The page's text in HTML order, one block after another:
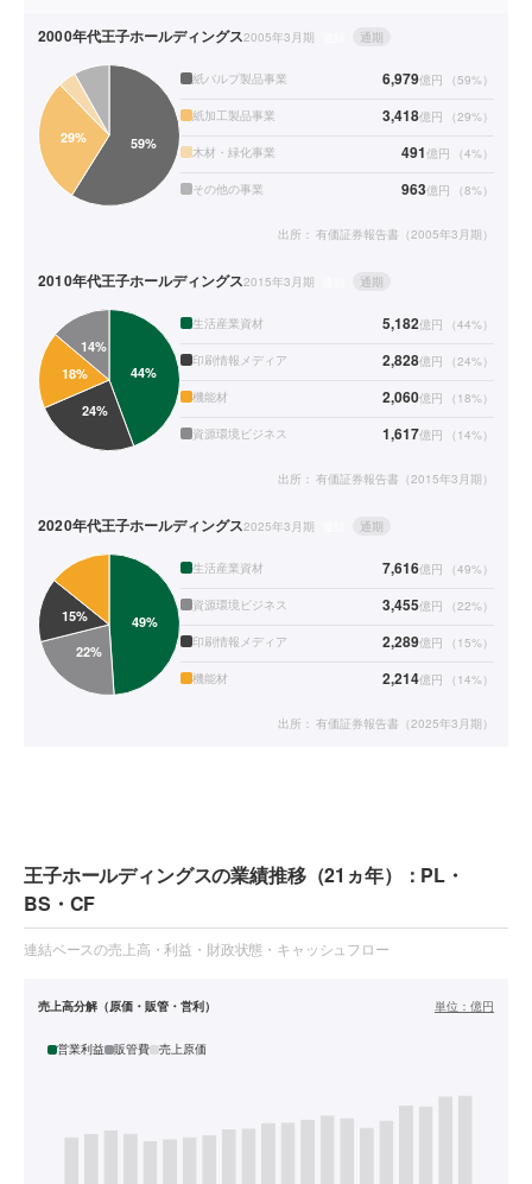
2000年代王子ホールディングス2005年3月期 通期
紙パルプ製品事業 6,979億円 （59%）
紙加工製品事業 3,418億円 （29%）
木材・緑化事業 491億円 （4%）
その他の事業 963億円 （8%）
出所： 有価証券報告書（2005年3月期）
2010年代王子ホールディングス2015年3月期 通期
生活産業資材 5,182億円 （44%）
印刷情報メディア 2,828億円 （24%）
機能材 2,060億円 （ 18%）
資源環境ビジネス 1,617億円 （ 14%）
出所： 有価証券報告書（2015年3月期）
2020年代王子ホールディングス2025年3月期 通期
生活産業資材 7,616億円 （49%）
資源環境ビジネス 3,455億円 （22%）
印刷情報メディア 2,289億円 （ 15%）
機能材 2,214億円 （ 14%）
出所： 有価証券報告書（2025年3月期）
王子ホールディングスの業績推移（21ヵ年）：PL・
BS・CF
連結ベースの売上高・利益・財政状態・キャッシュフロー
売上高分解（原価・販管・営利） 単位： 億円
営業利益 販管費 売上原価